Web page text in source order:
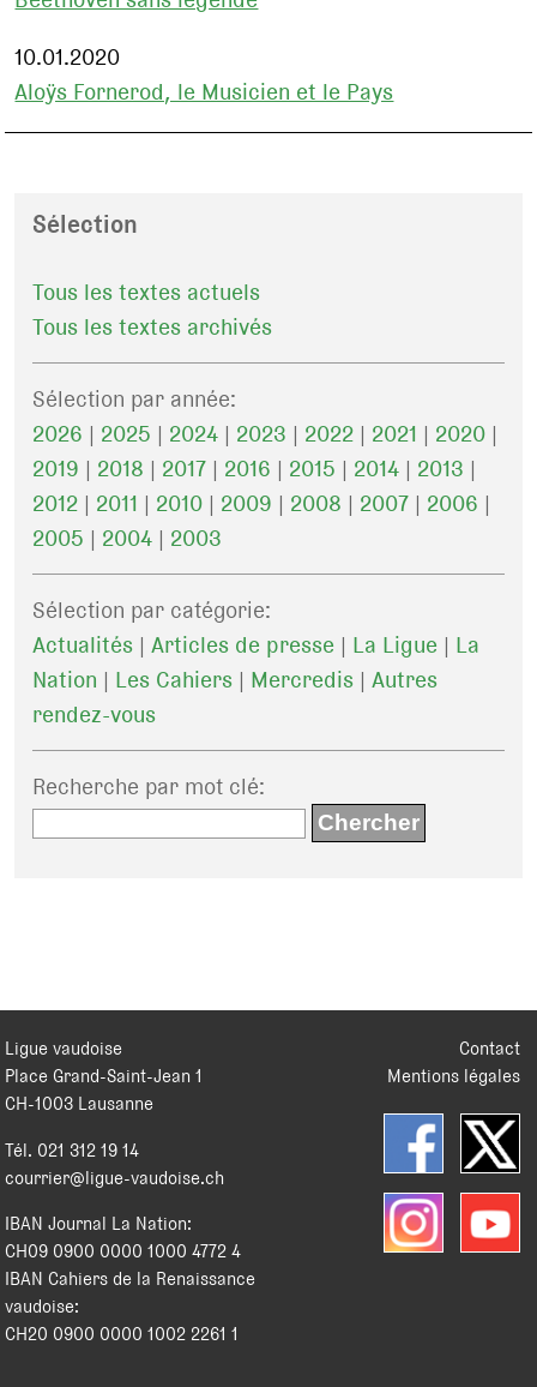
10.01.2020
Aloÿs Fornerod, le Musicien et le Pays
Sélection
Tous les textes actuels
Tous les textes archivés
Sélection par année:
2026 | 2025 | 2024 | 2023 | 2022 | 2021 | 2020 |
2019 | 2018 | 2017 | 2016 | 2015 | 2014 | 2013 |
2012 | 2011 | 2010 | 2009 | 2008 | 2007 | 2006 |
2005 | 2004 | 2003
Sélection par catégorie:
Actualités |Articles de presse | La Ligue | La
Nation | Les Cahiers | Mercredis |Autres
rendez-vous
Recherche par mot clé:
Contact
Mentions légales
Ligue vaudoise
Place Grand-Saint-Jean 1
CH-1003 Lausanne
Tél. 021 312 19 14
courrier@ligue-vaudoise.ch
IBAN Journal La Nation:
CH09 0900 0000 1000 4772 4
IBAN Cahiers de la Renaissance
vaudoise:
CH20 0900 0000 1002 2261 1